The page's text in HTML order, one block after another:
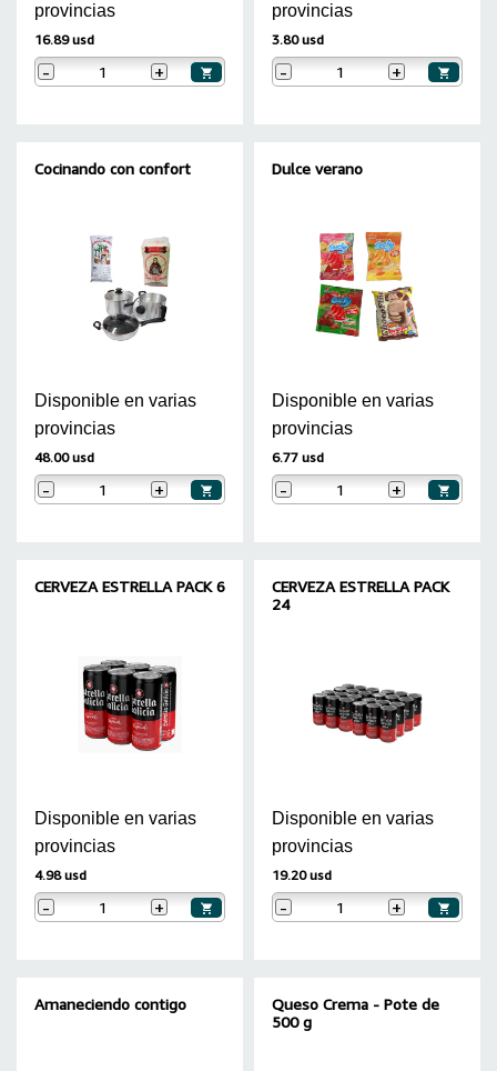
provincias
16.89 usd
- +
provincias
3.80 usd
- +
Cocinando con confort
Disponible en varias
provincias
48.00 usd
- +
Dulce verano
Disponible en varias
provincias
6.77 usd
- +
CERVEZA ESTRELLA PACK 6
Disponible en varias
provincias
4.98 usd
- +
CERVEZA ESTRELLA PACK
24
Disponible en varias
provincias
19.20 usd
- +
Amaneciendo contigo
Queso Crema - Pote de
500 g